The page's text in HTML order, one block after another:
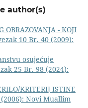
author(s)
OBRAZOVANJA - KOJI
10 Br. 40 (2009):
osujećuje
25 Br. 98 (2024):
KRITERIJ ISTINE
Novi Muallim